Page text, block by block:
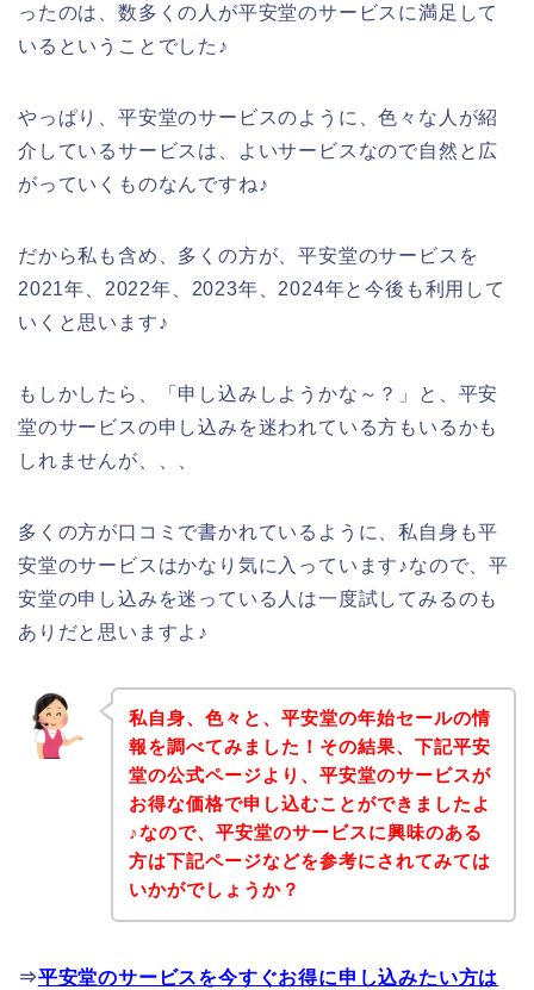
ったのは、数多くの人が平安堂のサービスに満足して
いるということでした♪
やっぱり、平安堂のサービスのように、色々な人が紹
介しているサービスは、よいサービスなので自然と広
がっていくものなんですね♪
だから私も含め、多くの方が、平安堂のサービスを
2021年、2022年、2023年、2024年と今後も利用して
いくと思います♪
もしかしたら、「申し込みしようかな～？」と、平安
堂のサービスの申し込みを迷われている方もいるかも
しれませんが、、、
多くの方が口コミで書かれているように、私自身も平
安堂のサービスはかなり気に入っています♪なので、平
安堂の申し込みを迷っている人は一度試してみるのも
ありだと思いますよ♪
私自身、色々と、平安堂の年始セールの情
報を調べてみました！その結果、下記平安
堂の公式ページより、平安堂のサービスが
お得な価格で申し込むことができましたよ
♪なので、平安堂のサービスに興味のある
方は下記ページなどを参考にされてみては
いかがでしょうか？
⇒平安堂のサービスを今すぐお得に申し込みたい方は